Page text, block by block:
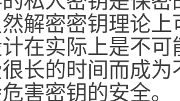
解密密钥理论
在实际上是不
长的时间而成
害密钥的安全。